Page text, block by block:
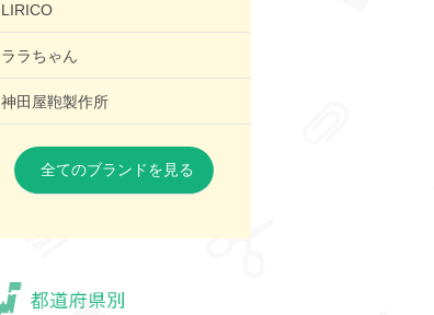
LIRICO
ララちゃん
神田屋鞄製作所
全てのブランドを見る